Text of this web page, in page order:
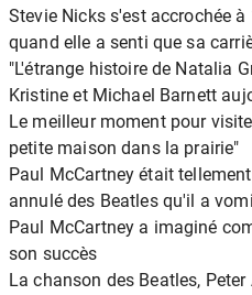
Stevie Nicks s'est accrochée
quand elle a senti que sa
"L'étrange histoire de Natalia
Kristine et Michael Barnett
Le meilleur moment pour
petite maison dans la prairie"
Paul McCartney était
annulé des Beatles qu'il a vomi
Paul McCartney a imaginé
son succès
La chanson des Beatles,